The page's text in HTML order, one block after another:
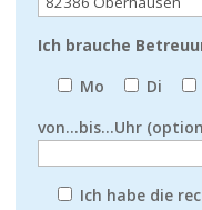
Ich brauche
Mo
Di
von...bis...Uhr
Ich habe die